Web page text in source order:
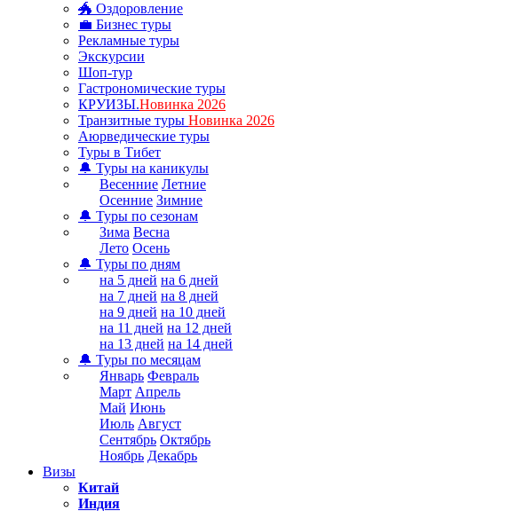
🐲 Оздоровление
💼 Бизнес туры
Рекламные туры
Экскурсии
Шоп-тур
Гастрономические туры
КРУИЗЫ.Новинка 2026
Транзитные туры Новинка 2026
Аюрведические туры
Туры в Тибет
🔔 Туры на каникулы
Весенние Летние
Осенние Зимние
🔔 Туры по сезонам
Зима Весна
Лето Осень
🔔 Туры по дням
на 5 дней на 6 дней
на 7 дней на 8 дней
на 9 дней на 10 дней
на 11 дней на 12 дней
на 13 дней на 14 дней
🔔 Туры по месяцам
Январь Февраль
Март Апрель
Май Июнь
Июль Август
Сентябрь Октябрь
Ноябрь Декабрь
Визы
Китай
Индия